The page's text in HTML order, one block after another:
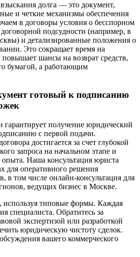
долга — это документ,
и четкие механизмы обеспечения
в договоры условия о бесспорном
подсудности (например, в
и детализированные положения о
Это сокращает время на
шансы на возврат средств,
бумагой, а работающим
готовый к подписанию
гарантирует получение юридический
с первой подачи.
достигается за счет глубокой
запроса на начальном этапе и
Наша консультация юриста
для оперативного решения
в том числе онлайн-консультация для
ведущих бизнес в Москве.
используя типовые формы. Каждая
специалиста. Обратитесь за
экспертизой или разработкой
юридическую чистоту сделок.
вашего коммерческого